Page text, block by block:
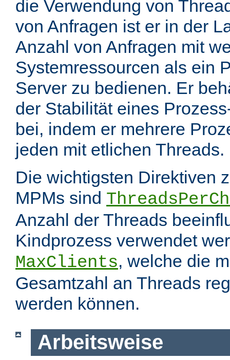
die Verwendung von
von Anfragen ist er in der
Anzahl von Anfragen mit
Systemressourcen als ein
Server zu bedienen. Er
der Stabilität eines
bei, indem er mehrere
jeden mit etlichen Threads.
Die wichtigsten Direktiven
MPMs sind
Anzahl der Threads
Kindprozess verwendet
MaxClients, welche die
Gesamtzahl an Threads
werden können.
Arbeitsweise